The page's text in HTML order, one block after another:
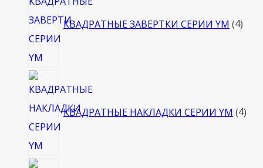
КВАДРАТНЫЕ ЗАВЕРТКИ СЕРИИ YM 4
КВАДРАТНЫЕ НАКЛАДКИ СЕРИИ YM 4